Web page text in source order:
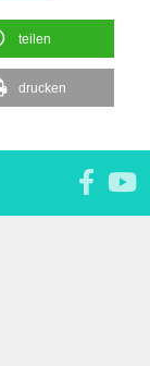
teilen
drucken